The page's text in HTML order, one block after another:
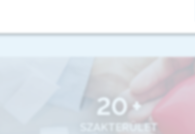
20 +
SZAKTERÜLET